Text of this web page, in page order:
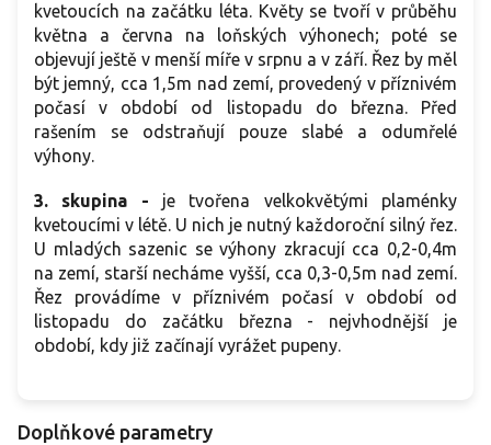
kvetoucích na začátku léta. Květy se tvoří v průběhu
května a června na loňských výhonech; poté se
objevují ještě v menší míře v srpnu a v září. Řez by měl
být jemný, cca 1,5m nad zemí, provedený v příznivém
počasí v období od listopadu do března. Před
rašením se odstraňují pouze slabé a odumřelé
výhony.
3. skupina - je tvořena velkokvětými plaménky
kvetoucími v létě. U nich je nutný každoroční silný řez.
U mladých sazenic se výhony zkracují cca 0,2-0,4m
na zemí, starší necháme vyšší, cca 0,3-0,5m nad zemí.
Řez provádíme v příznivém počasí v období od
listopadu do začátku března - nejvhodnější je
období, kdy již začínají vyrážet pupeny.
Doplňkové parametry